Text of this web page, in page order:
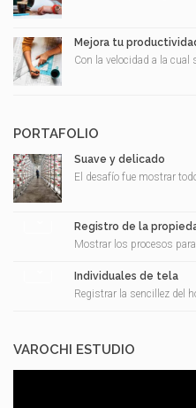
Mejora tu
Con la velocidad a la cual
PORTAFOLIO
Suave y delicado
El desafío fue mostrar
Registro de la
Mostrar los procesos
Individuales de tela
Registrar la sencillez del
VAROCHI ESTUDIO